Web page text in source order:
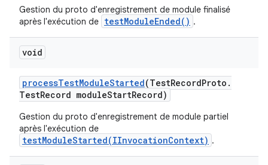
Gestion du proto d'enregistrement de module finalisé
après l'exécution de testModuleEnded() .
void
processTestModuleStarted(TestRecordProto .
TestRecord moduleStartRecord)
Gestion du proto d'enregistrement de module partiel
après l'exécution de
testModuleStarted(IInvocationContext) .